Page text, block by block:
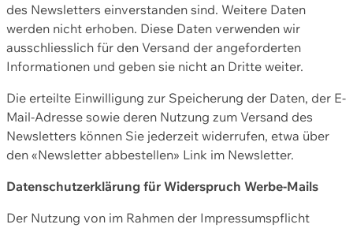
des Newsletters einverstanden sind. Weitere Daten
werden nicht erhoben. Diese Daten verwenden wir
ausschliesslich für den Versand der angeforderten
Informationen und geben sie nicht an Dritte weiter.
Die erteilte Einwilligung zur Speicherung der Daten, der E-
Mail-Adresse sowie deren Nutzung zum Versand des
Newsletters können Sie jederzeit widerrufen, etwa über
den «Newsletter abbestellen» Link im Newsletter.
Datenschutzerklärung für Widerspruch Werbe-Mails
Der Nutzung von im Rahmen der Impressumspflicht